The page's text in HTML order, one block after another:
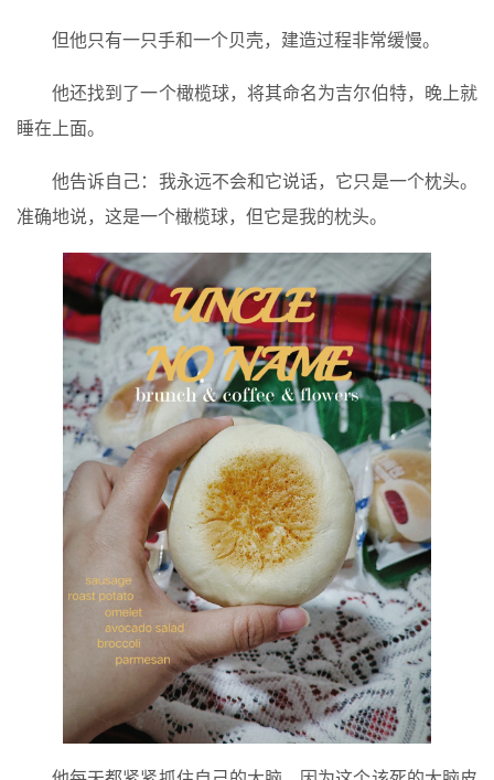
但他只有一只手和一个贝壳，建造过程非常缓慢。
他还找到了一个橄榄球，将其命名为吉尔伯特，晚上就
睡在上面。
他告诉自己：我永远不会和它说话，它只是一个枕头。
准确地说，这是一个橄榄球，但它是我的枕头。